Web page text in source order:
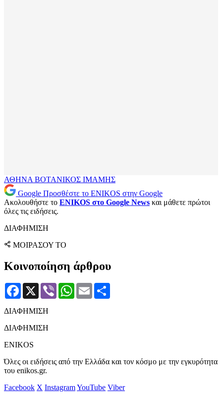
ΑΘΗΝΑ ΒΟΤΑΝΙΚΟΣ ΙΜΑΜΗΣ
Google Προσθέστε το ENIKOS στην Google
Ακολουθήστε το ENIKOS στο Google News και μάθετε πρώτοι
όλες τις ειδήσεις.
ΔΙΑΦΗΜΙΣΗ
ΜΟΙΡΑΣΟΥ ΤΟ
Κοινοποίηση άρθρου
Facebook
X Viber WhatsApp
Email
ΔΙΑΦΗΜΙΣΗ
ΔΙΑΦΗΜΙΣΗ
ENIKOS
Όλες οι ειδήσεις από την Ελλάδα και τον κόσμο με την εγκυρότητα
του enikos.gr.
Facebook X InstagramYouTube Viber